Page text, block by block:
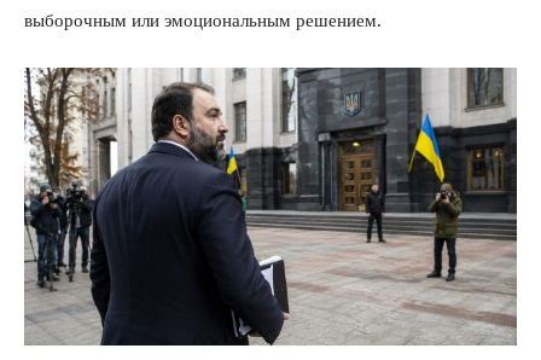
выборочным или эмоциональным решением.